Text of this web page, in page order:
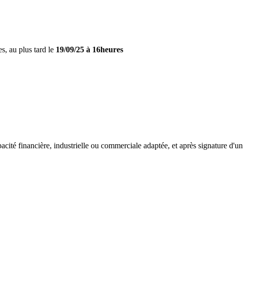
au plus tard le 19/09/25 à 16heures
financière, industrielle ou commerciale adaptée, et après signature d'un